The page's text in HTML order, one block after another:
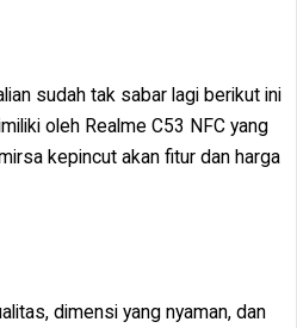
sudah tak sabar lagi berikut ini
oleh Realme C53 NFC yang
kepincut akan fitur dan harga
dimensi yang nyaman, dan